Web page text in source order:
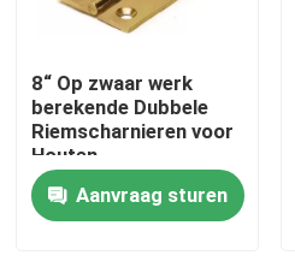
Contacteer ons
Inconel 600 Materiaal
Inconel 625 Materiaal
8“ Op zwaar werk
berekende Dubbele
Riemscharnieren voor
Houten
Openluchtss304
Aanvraag sturen